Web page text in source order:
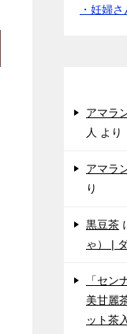
・妊婦
アマラ
人 より
アマラ
り
黒豆茶
ゃ） |
「セン
美甘麗
ット茶